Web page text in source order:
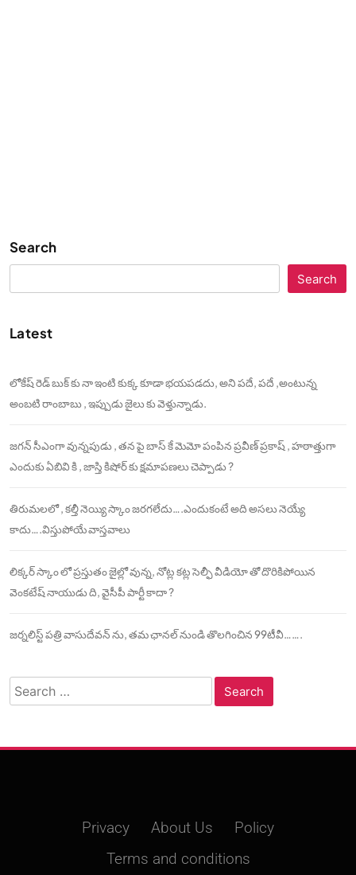
Search
Search
Latest
లోకేష్ రెడ్ బుక్ కు నా ఇంటి కుక్క కూడా భయపడదు, అని పదే, పదే ,అంటున్న
అంబటి రాంబాబు , ఇప్పుడు జైలు కు వెళ్తున్నాడు.
జగన్ సీఎంగా వున్నపుడు , తన పై బాస్ కే మెమో పంపిన ప్రవీణ్ ప్రకాష్ , హఠాత్తుగా
ఎందుకు ఏబివి కి , జాస్తి కిషోర్ కు క్షమాపణలు చెప్పాడు ?
తిరుమలలో , కల్తీ నెయ్యి స్కాం జరగలేదు….ఎందుకంటే అది అసలు నెయ్యే
కాదు….విస్తుపోయే వాస్తవాలు
లిక్కర్ స్కాం లో ప్రస్తుతం జైల్లో వున్న, నోట్ల కట్ల సెల్ఫీ వీడియో తో దొరికిపోయిన
వెంకటేష్ నాయుడు ది, వైసీపీ పార్టీ కాదా ?
జర్నలిస్ట్ పత్రి వాసుదేవన్ ను, తమ ఛానల్ నుండి తొలగించిన 99టీవీ…….
Search
for:
Privacy About Us
Policy
Terms and conditions